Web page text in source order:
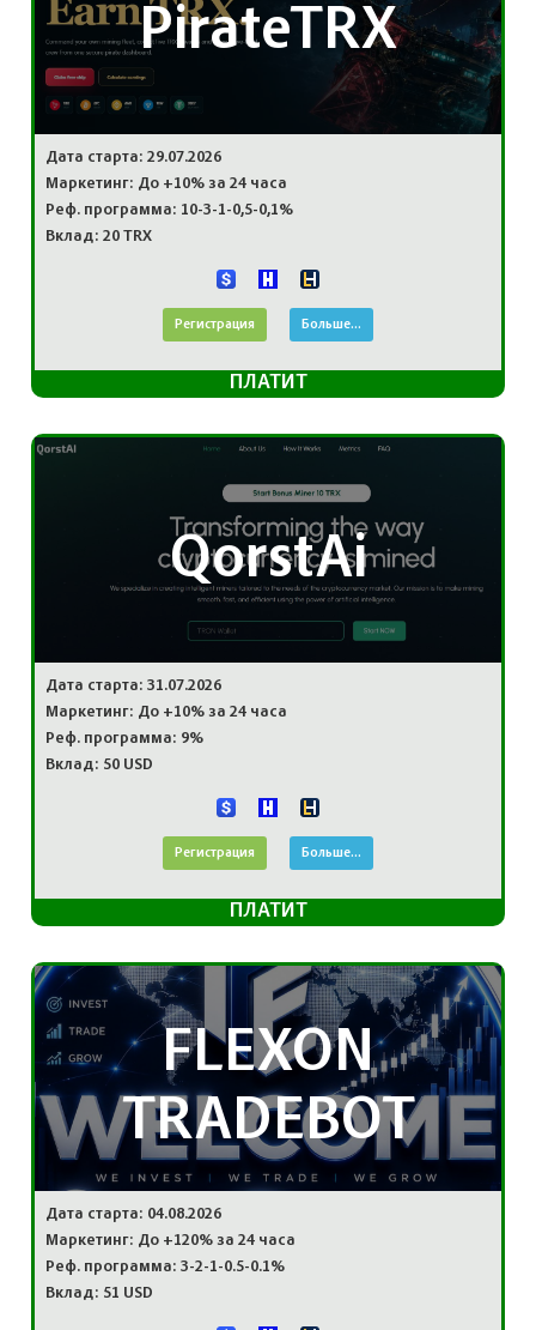
PirateTRX
Дата старта: 29.07.2026
Маркетинг: До +10% за 24 часа
Реф. программа: 10-3-1-0,5-0,1%
Вклад: 20 TRX
Регистрация Больше...
ПЛАТИТ
QorstAi
Дата старта: 31.07.2026
Маркетинг: До +10% за 24 часа
Реф. программа: 9%
Вклад: 50 USD
Регистрация Больше...
ПЛАТИТ
FLEXON
TRADEBOT
Дата старта: 04.08.2026
Маркетинг: До +120% за 24 часа
Реф. программа: 3-2-1-0.5-0.1%
Вклад: 51 USD